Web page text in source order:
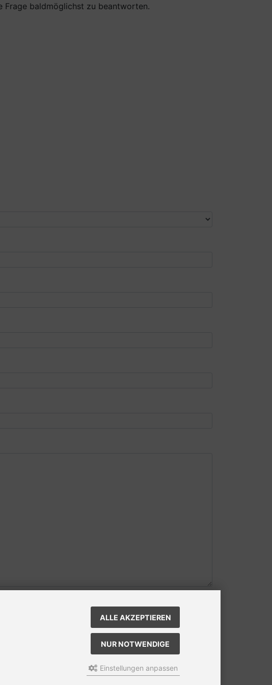
Frage baldmöglichst zu beantworten.
ALLE AKZEPTIEREN
NUR NOTWENDIGE
Einstellungen anpassen